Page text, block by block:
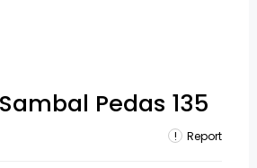
Pedas 135
Report